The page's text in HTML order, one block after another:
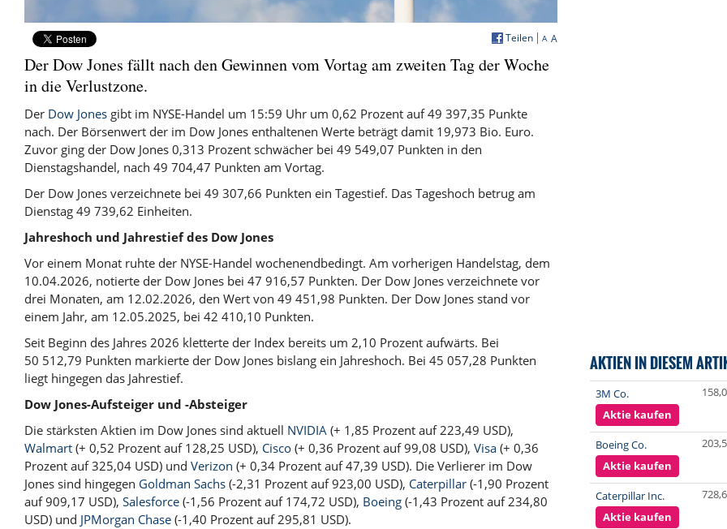
A
A
Teilen
Der Dow Jones fällt nach den Gewinnen vom Vortag am zweiten Tag der Woche
in die Verlustzone.
Der Dow Jones gibt im NYSE-Handel um 15:59 Uhr um 0,62 Prozent auf 49 397,35 Punkte
nach. Der Börsenwert der im Dow Jones enthaltenen Werte beträgt damit 19,973 Bio. Euro.
Zuvor ging der Dow Jones 0,313 Prozent schwächer bei 49 549,07 Punkten in den
Dienstagshandel, nach 49 704,47 Punkten am Vortag.
Der Dow Jones verzeichnete bei 49 307,66 Punkten ein Tagestief. Das Tageshoch betrug am
Dienstag 49 739,62 Einheiten.
Jahreshoch und Jahrestief des Dow Jones
Vor einem Monat ruhte der NYSE-Handel wochenendbedingt. Am vorherigen Handelstag, dem
10.04.2026, notierte der Dow Jones bei 47 916,57 Punkten. Der Dow Jones verzeichnete vor
drei Monaten, am 12.02.2026, den Wert von 49 451,98 Punkten. Der Dow Jones stand vor
einem Jahr, am 12.05.2025, bei 42 410,10 Punkten.
Seit Beginn des Jahres 2026 kletterte der Index bereits um 2,10 Prozent aufwärts. Bei
50 512,79 Punkten markierte der Dow Jones bislang ein Jahreshoch. Bei 45 057,28 Punkten
liegt hingegen das Jahrestief.
Dow Jones-Aufsteiger und -Absteiger
Die stärksten Aktien im Dow Jones sind aktuell NVIDIA (+ 1,85 Prozent auf 223,49 USD),
Walmart (+ 0,52 Prozent auf 128,25 USD), Cisco (+ 0,36 Prozent auf 99,08 USD), Visa (+ 0,36
Prozent auf 325,04 USD) und Verizon (+ 0,34 Prozent auf 47,39 USD). Die Verlierer im Dow
Jones sind hingegen Goldman Sachs (-2,31 Prozent auf 923,00 USD), Caterpillar (-1,90 Prozent
auf 909,17 USD), Salesforce (-1,56 Prozent auf 174,72 USD), Boeing (-1,43 Prozent auf 234,80
USD) und JPMorgan Chase (-1,40 Prozent auf 295,81 USD).
AKTIEN IN DIESEM
3M Co.
Aktie kaufen
Boeing Co.
Aktie kaufen
Caterpillar Inc.
Aktie kaufen